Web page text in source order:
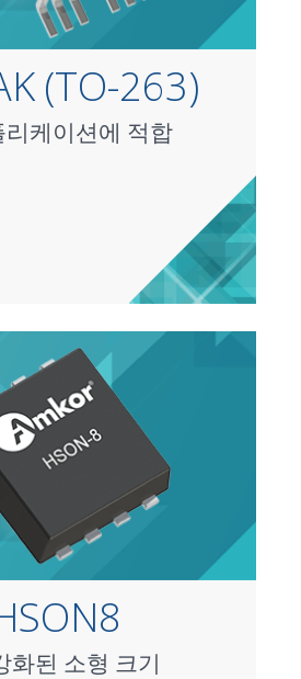
(TO-263)
케이션에 적합
화된 소형 크기